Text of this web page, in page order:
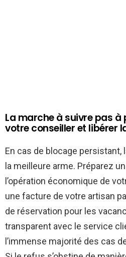
La marche à suivre pas
votre conseiller et libérer
En cas de blocage
la meilleure arme. Préparez
l’opération économique de
une facture de votre artisan
de réservation pour les
transparent avec le service
l’immense majorité des cas